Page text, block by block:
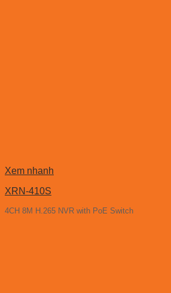
Xem nhanh
XRN-410S
4CH 8M H.265 NVR with PoE Switch